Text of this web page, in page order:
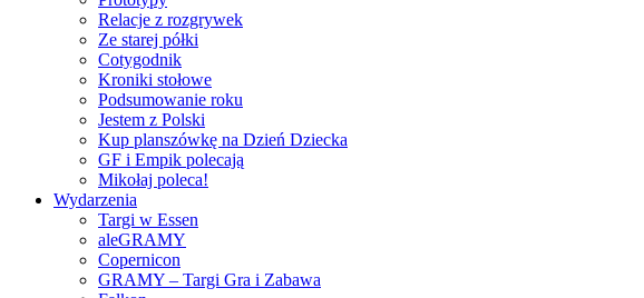
Relacje z rozgrywek
Ze starej półki
Cotygodnik
Kroniki stołowe
Podsumowanie roku
Jestem z Polski
Kup planszówkę na Dzień Dziecka
GF i Empik polecają
Mikołaj poleca!
Wydarzenia
Targi w Essen
aleGRAMY
Copernicon
GRAMY – Targi Gra i Zabawa